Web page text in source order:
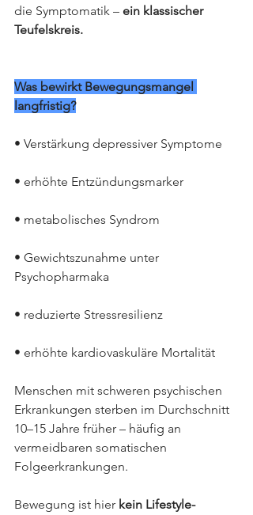
die Symptomatik – ein klassischer
Teufelskreis.
Was bewirkt Bewegungsmangel
langfristig?
• Verstärkung depressiver Symptome
• erhöhte Entzündungsmarker
• metabolisches Syndrom
• Gewichtszunahme unter
Psychopharmaka
• reduzierte Stressresilienz
• erhöhte kardiovaskuläre Mortalität
Menschen mit schweren psychischen
Erkrankungen sterben im Durchschnitt
10–15 Jahre früher – häufig an
vermeidbaren somatischen
Folgeerkrankungen.
Bewegung ist hier kein Lifestyle-